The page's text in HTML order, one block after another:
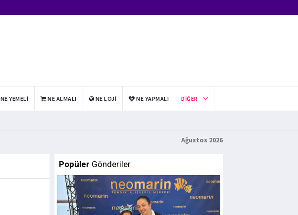
NE YEMELI NE ALMALI NE LOJI NE YAPMALI DIĞER
Ağustos 2026
Popüler Gönderiler